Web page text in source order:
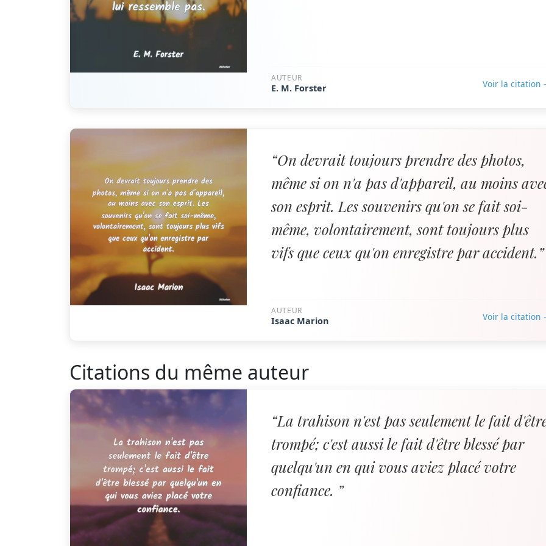
AUTEUR
E. M. Forster Voir la citation
“On devrait toujours prendre des photos,
même si on n'a pas d'appareil, au moins
son esprit. Les souvenirs qu'on se fait soi-
même, volontairement, sont toujours plus
vifs que ceux qu'on enregistre par accident.”
AUTEUR
Isaac Marion Voir la citation
Citations du même auteur
“La trahison n'est pas seulement le fait
trompé; c'est aussi le fait d'être blessé par
quelqu'un en qui vous aviez placé votre
confiance. ”